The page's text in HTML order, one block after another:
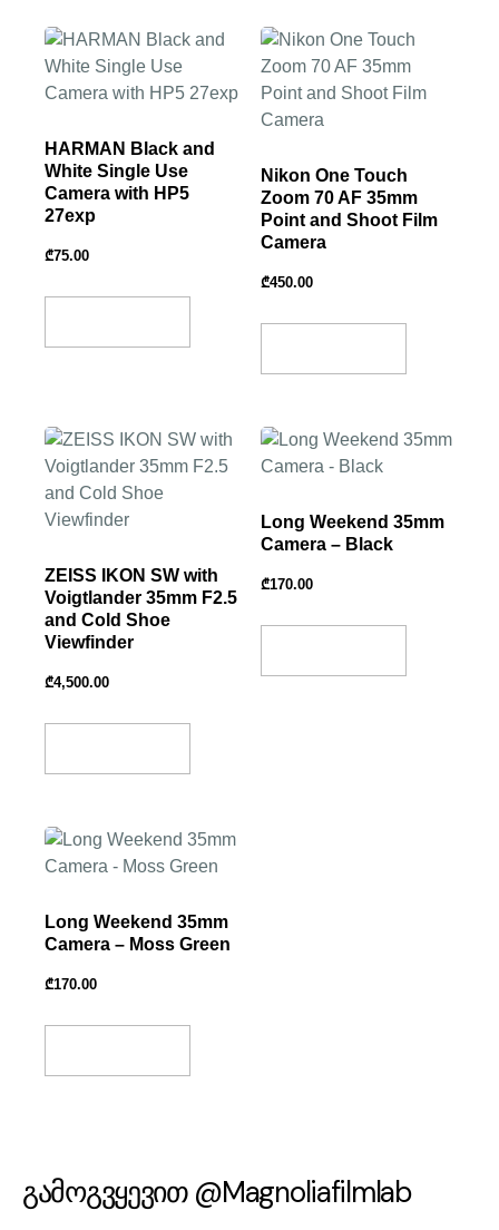
HARMAN Black and
White Single Use
Camera with HP5
27exp
₾75.00
Nikon One Touch
Zoom 70 AF 35mm
Point and Shoot Film
Camera
₾450.00
ZEISS IKON SW with
Voigtlander 35mm F2.5
and Cold Shoe
Viewfinder
₾4,500.00
Long Weekend 35mm
Camera – Black
₾170.00
Long Weekend 35mm
Camera – Moss Green
₾170.00
გამოგვყევით @Magnoliafilmlab